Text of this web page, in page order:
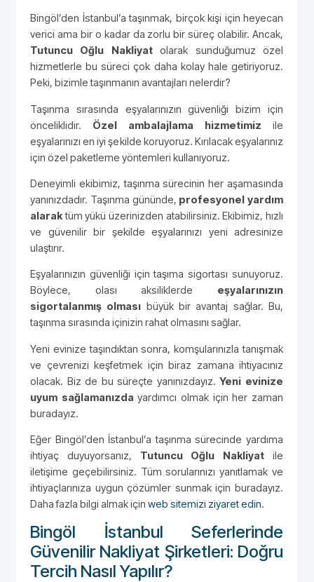
Bingöl’den İstanbul’a taşınmak, birçok kişi için heyecan
verici ama bir o kadar da zorlu bir süreç olabilir. Ancak,
Tutuncu Oğlu Nakliyatolarak sunduğumuz özel
hizmetlerle bu süreci çok daha kolay hale getiriyoruz.
Peki, bizimle taşınmanın avantajları nelerdir?
Taşınma sırasında eşyalarınızın güvenliği bizim için
önceliklidir. Özel ambalajlama hizmetimiz ile
eşyalarınızı en iyi şekilde koruyoruz. Kırılacak eşyalarınız
için özel paketleme yöntemleri kullanıyoruz.
Deneyimli ekibimiz, taşınma sürecinin her aşamasında
yanınızdadır. Taşınma gününde, profesyonel yardım
alaraktüm yükü üzerinizden atabilirsiniz. Ekibimiz, hızlı
ve güvenilir bir şekilde eşyalarınızı yeni adresinize
ulaştırır.
Eşyalarınızın güvenliği için taşıma sigortası sunuyoruz.
Böylece, olası aksiliklerde eşyalarınızın
sigortalanmış olması büyük bir avantaj sağlar. Bu,
taşınma sırasında içinizin rahat olmasını sağlar.
Yeni evinize taşındıktan sonra, komşularınızla tanışmak
ve çevrenizi keşfetmek için biraz zamana ihtiyacınız
olacak. Biz de bu süreçte yanınızdayız.Yeni evinize
uyum sağlamanızda yardımcı olmak için her zaman
buradayız.
Eğer Bingöl’den İstanbul’a taşınma sürecinde yardıma
ihtiyaç duyuyorsanız, Tutuncu Oğlu Nakliyat ile
iletişime geçebilirsiniz. Tüm sorularınızı yanıtlamak ve
ihtiyaçlarınıza uygun çözümler sunmak için buradayız.
Daha fazla bilgi almak için web sitemizi ziyaret edin.
Bingöl İstanbul Seferlerinde
Güvenilir Nakliyat Şirketleri: Doğru
Tercih Nasıl Yapılır?